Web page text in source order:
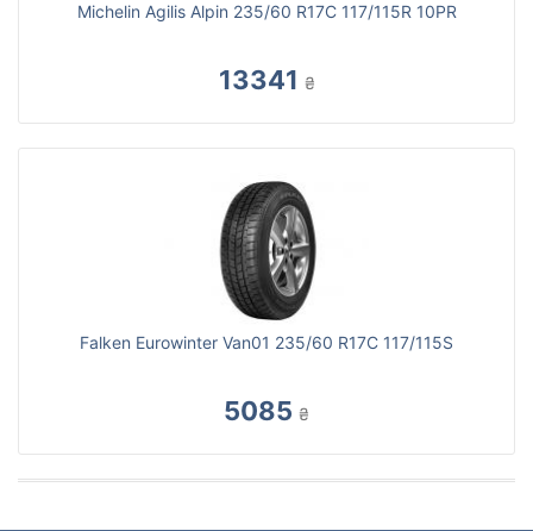
Michelin Agilis Alpin 235/60 R17C 117/115R 10PR
13341 ₴
Falken Eurowinter Van01 235/60 R17C 117/115S
5085 ₴